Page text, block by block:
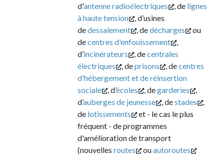
d'antenne radioélectriques , de lignes
à haute tension
, d’usines
dedessalement , dedécharges
ou
decentres d'enfouissement
,
d’incinérateurs , decentrales
électriques
, deprisons , decentres
d'hébergement et de réinsertion
sociale
, d’écoles , degarderies
,
d’auberges de jeunesse , destades
,
de lotissements
et - le cas le plus
fréquent - de programmes
d'amélioration de transport
(nouvelles routes ouautoroutes